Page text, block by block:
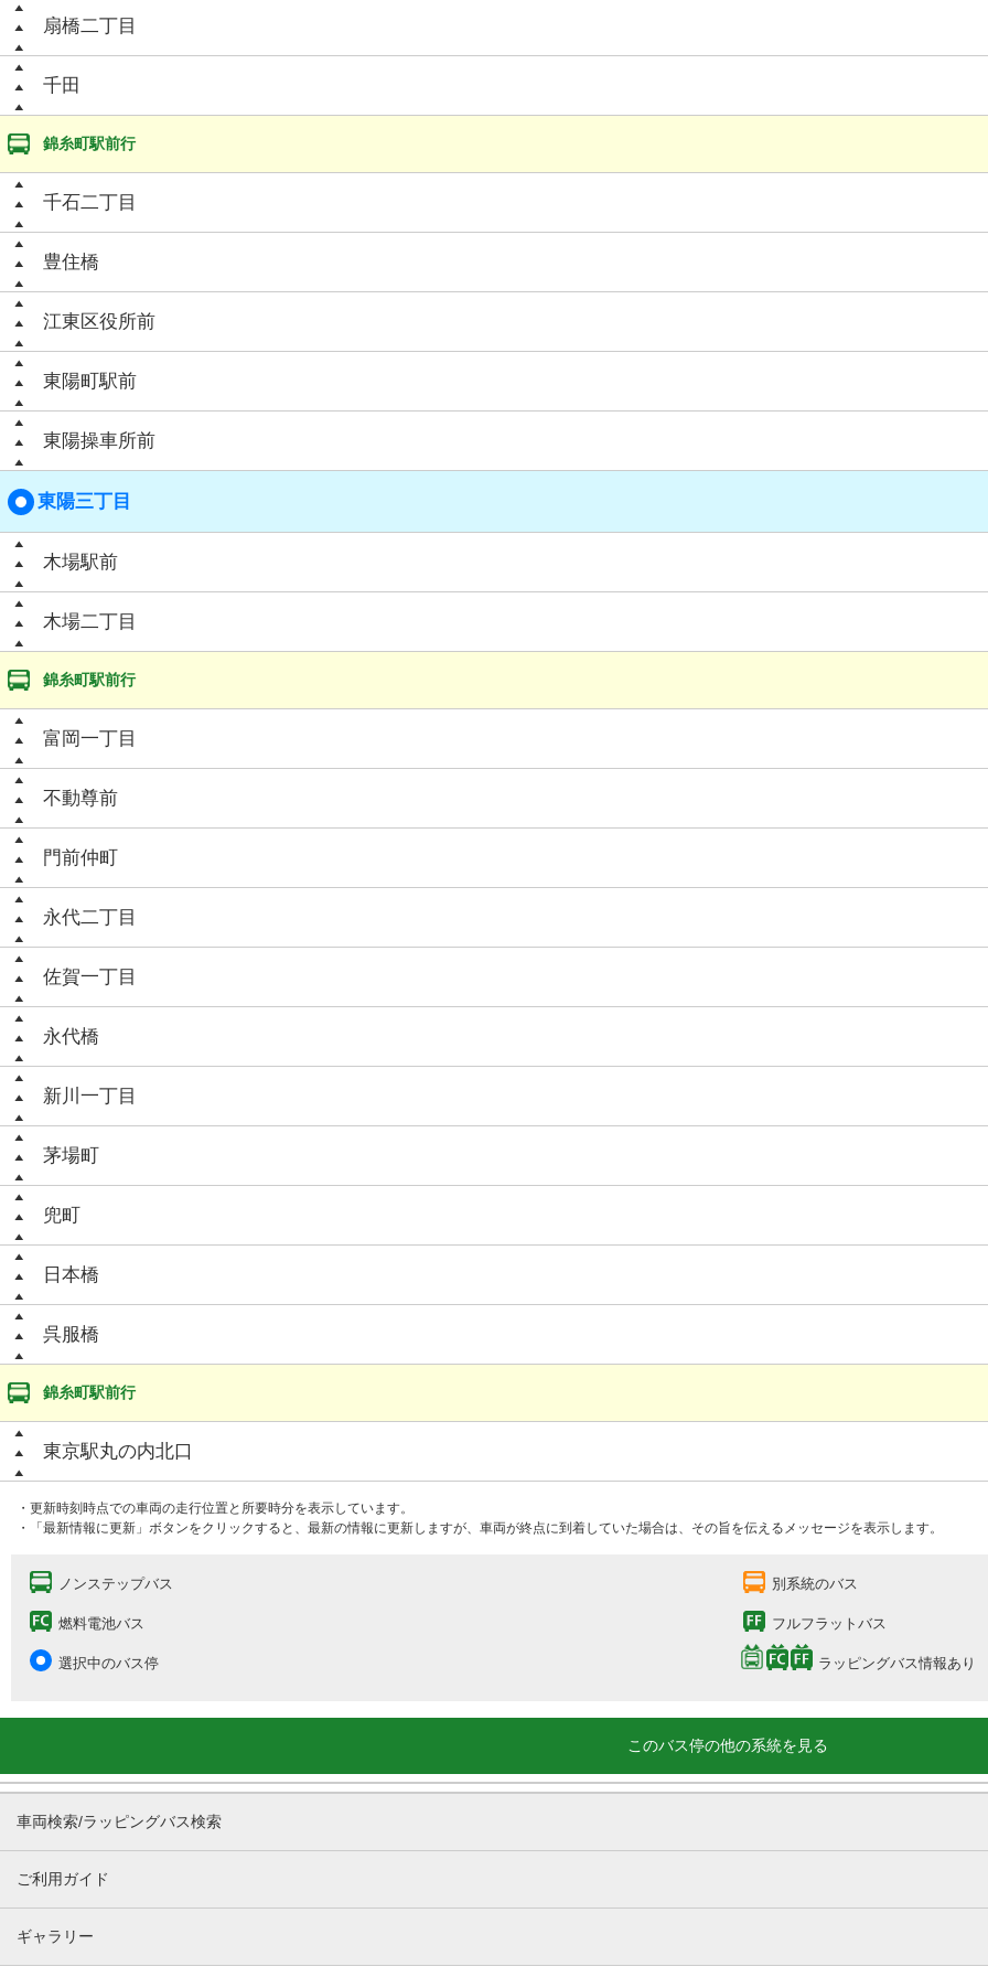
扇橋二丁目
千田
錦糸町駅前行
千石二丁目
豊住橋
江東区役所前
東陽町駅前
東陽操車所前
東陽三丁目
木場駅前
木場二丁目
錦糸町駅前行
富岡一丁目
不動尊前
門前仲町
永代二丁目
佐賀一丁目
永代橋
新川一丁目
茅場町
兜町
日本橋
呉服橋
錦糸町駅前行
東京駅丸の内北口
・更新時刻時点での車両の走行位置と所要時分を表示しています。
・「最新情報に更新」ボタンをクリックすると、最新の情報に更新しますが、車両が終点に到着していた場合は、その旨を伝えるメッセージを表示します。
ノンステップバス 別系統のバス
燃料電池バス フルフラットバス
選択中のバス停 ラッピングバス情報あり
このバス停の他の系統を見る
車両検索/ラッピングバス検索
ご利用ガイド
ギャラリー